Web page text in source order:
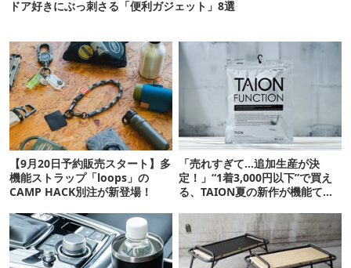
ドア好きにぶっ刺さる「便利ガジェット」8選
【9月20日予約販売スタート】多
機能ストラップ「loops」の
CAMP HACK別注が新登場！
「売れすぎて…追加生産が決
定！」“1着3,000円以下”で買え
る、TAION夏の新作が機能てん